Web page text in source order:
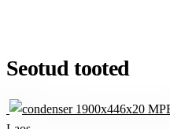
Seotud tooted